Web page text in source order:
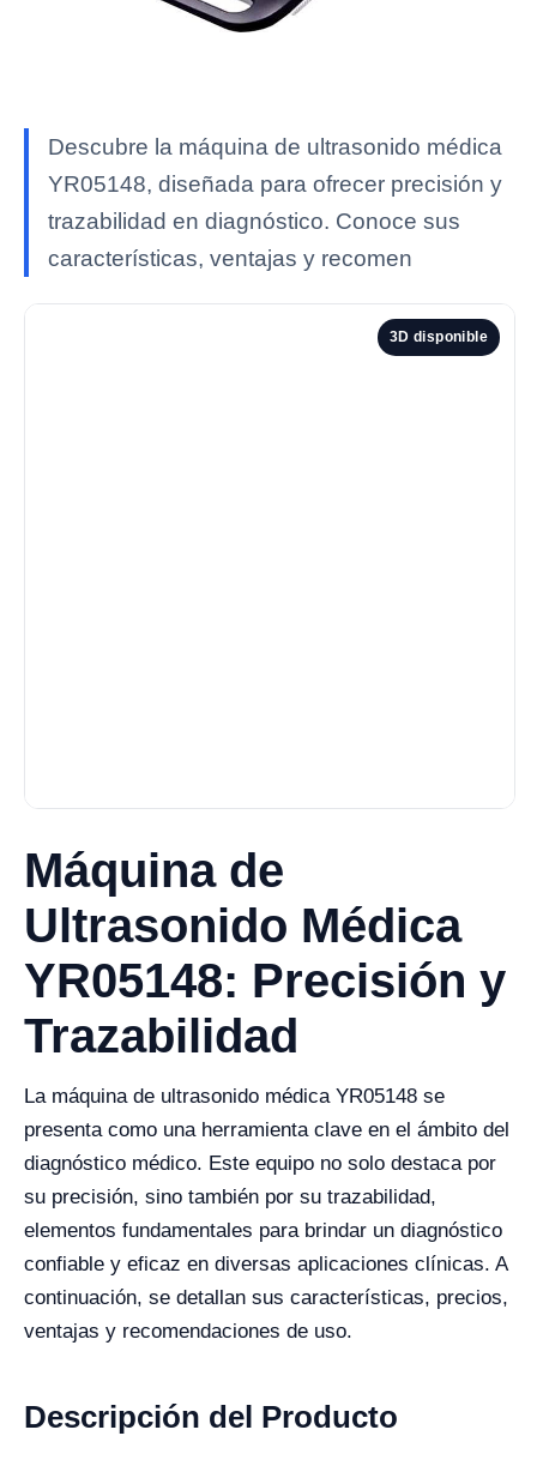
Descubre la máquina de ultrasonido médica
YR05148, diseñada para ofrecer precisión y
trazabilidad en diagnóstico. Conoce sus
características, ventajas y recomen
3D disponible
Máquina de
Ultrasonido Médica
YR05148: Precisión y
Trazabilidad
La máquina de ultrasonido médica YR05148 se
presenta como una herramienta clave en el ámbito del
diagnóstico médico. Este equipo no solo destaca por
su precisión, sino también por su trazabilidad,
elementos fundamentales para brindar un diagnóstico
confiable y eficaz en diversas aplicaciones clínicas. A
continuación, se detallan sus características, precios,
ventajas y recomendaciones de uso.
Descripción del Producto